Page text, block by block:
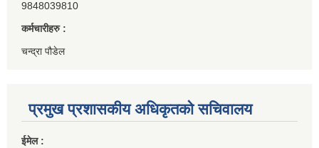
9848039810
कर्मचारीहरु :
चन्द्रा पौडेल
प्रमुख प्रशासकीय अधिकृतको सचिवालय
ईमेल :